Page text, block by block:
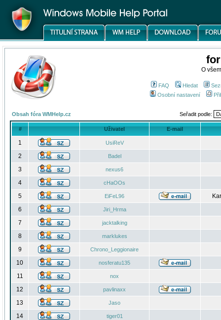
O
FAQ Hledat
Osobní nastavení
Obsah fóra WMHelp.cz Seřadit podle:
# Uživatel E-mail
1 UsiReV
2 Badel
3 nexus6
4 cHaOOs
5 EiFeL96
6
Jiri_Hrma
7 jacktalking
8 marklukes
9 Chrono_Leggionaire
10 nosferatu135
11 nox
12 pavlinaxx
13 Jaso
14 tiger01